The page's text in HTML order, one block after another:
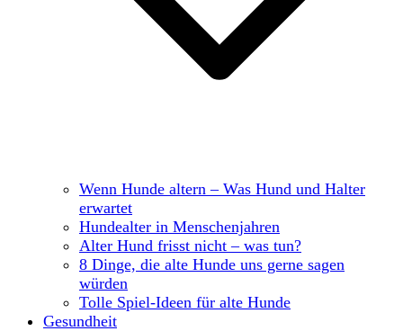
Wenn Hunde altern – Was Hund und Halter
erwartet
Hundealter in Menschenjahren
Alter Hund frisst nicht – was tun?
8 Dinge, die alte Hunde uns gerne sagen
würden
Tolle Spiel-Ideen für alte Hunde
Gesundheit